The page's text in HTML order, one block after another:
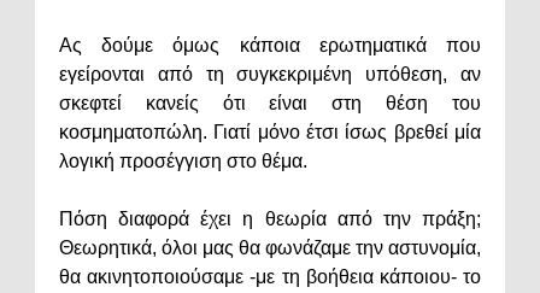
Ας δούμε όμως κάποια ερωτηματικά που
εγείρονται από τη συγκεκριμένη υπόθεση, αν
σκεφτεί κανείς ότι είναι στη θέση του
κοσμηματοπώλη. Γιατί μόνο έτσι ίσως βρεθεί μία
λογική προσέγγιση στο θέμα.
Πόση διαφορά έχει η θεωρία από την πράξη;
Θεωρητικά, όλοι μας θα φωνάζαμε την αστυνομία,
θα ακινητοποιούσαμε -με τη βοήθεια κάποιου- το